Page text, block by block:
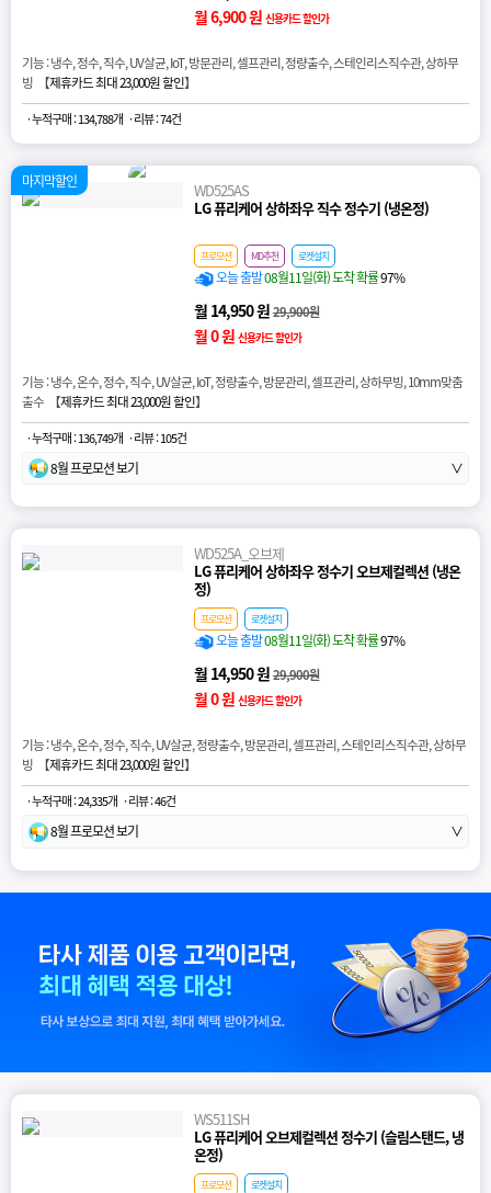
월 6,900 원 신용카드 할인가
기능 : 냉수, 정수, 직수, UV살균, IoT, 방문관리, 셀프관리, 정량출수, 스테인리스직수관, 상하무
빙 【제휴카드 최대 23,000원 할인】
· 누적구매 : 134,788개 · 리뷰 : 74건
마지막할인
WD525AS
LG 퓨리케어 상하좌우 직수 정수기 (냉온정)
프로모션 MD추천 로켓설치
오늘 출발08월11일(화) 도착 확률97%
월 14,950 원29,900원
월 0 원 신용카드 할인가
기능 : 냉수, 온수, 정수, 직수, UV살균, IoT, 정량출수, 방문관리, 셀프관리, 상하무빙, 10mm맞춤
출수 【제휴카드 최대 23,000원 할인】
· 누적구매 : 136,749개 · 리뷰 : 105건
8월 프로모션 보기 ∨
WD525A_오브제
LG 퓨리케어 상하좌우 정수기 오브제컬렉션 (냉온
정)
프로모션 로켓설치
오늘 출발08월11일(화) 도착 확률97%
월 14,950 원29,900원
월 0 원 신용카드 할인가
기능 : 냉수, 온수, 정수, 직수, UV살균, 정량출수, 방문관리, 셀프관리, 스테인리스직수관, 상하무
빙 【제휴카드 최대 23,000원 할인】
· 누적구매 : 24,335개 · 리뷰 : 46건
8월 프로모션 보기 ∨
WS511SH
LG 퓨리케어 오브제컬렉션 정수기 (슬림스탠드, 냉
온정)
프로모션 로켓설치